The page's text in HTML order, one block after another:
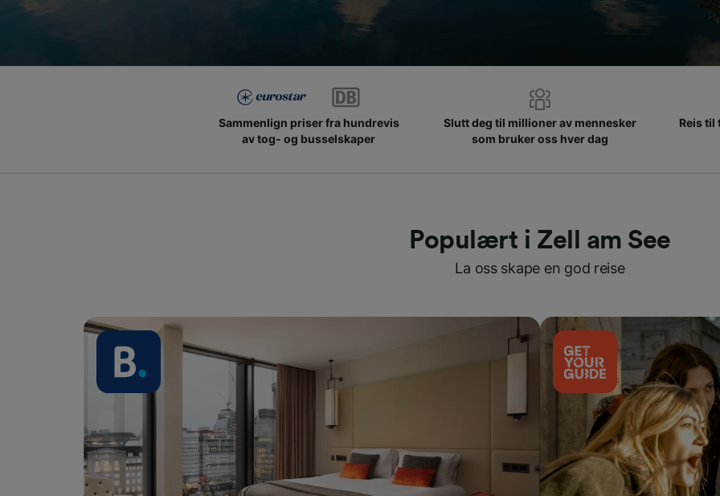
Sammenlign priser fra hundrevis
av tog- og busselskaper
Slutt deg til millioner av mennesker
som bruker oss hver dag
Reis til
Populært i Zell am See
La oss skape en god reise